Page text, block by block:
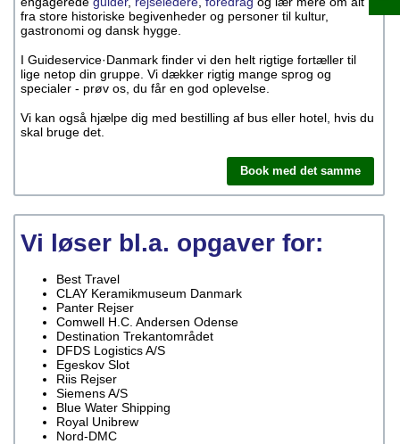
fra store historiske begivenheder og personer til kultur,
gastronomi og dansk hygge.
I Guideservice·Danmark finder vi den helt rigtige fortæller til
lige netop din gruppe. Vi dækker rigtig mange sprog og
specialer - prøv os, du får en god oplevelse.
Vi kan også hjælpe dig med bestilling af bus eller hotel, hvis du
skal bruge det.
Book med det samme
Vi løser bl.a. opgaver for:
Best Travel
CLAY Keramikmuseum Danmark
Panter Rejser
Comwell H.C. Andersen Odense
Destination Trekantområdet
DFDS Logistics A/S
Egeskov Slot
Riis Rejser
Siemens A/S
Blue Water Shipping
Royal Unibrew
Nord-DMC